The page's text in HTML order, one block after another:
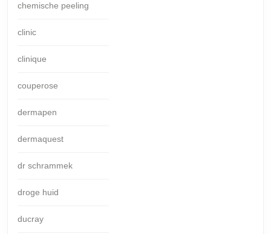
chemische peeling
clinic
clinique
couperose
dermapen
dermaquest
dr schrammek
droge huid
ducray